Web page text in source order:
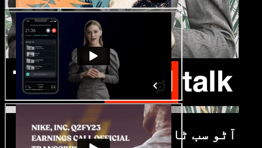
آٹو سب ٹائٹل جنریٹر ٹیوٹوریل